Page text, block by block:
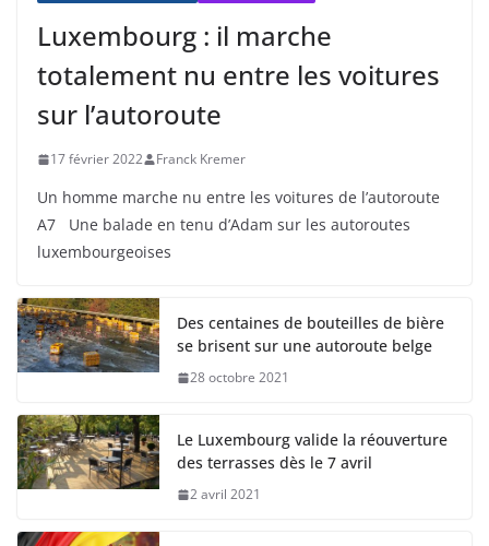
Luxembourg : il marche
totalement nu entre les voitures
sur l’autoroute
17 février 2022 Franck Kremer
Un homme marche nu entre les voitures de l’autoroute
A7 Une balade en tenu d’Adam sur les autoroutes
luxembourgeoises
Des centaines de bouteilles de bière
se brisent sur une autoroute belge
28 octobre 2021
Le Luxembourg valide la réouverture
des terrasses dès le 7 avril
2 avril 2021